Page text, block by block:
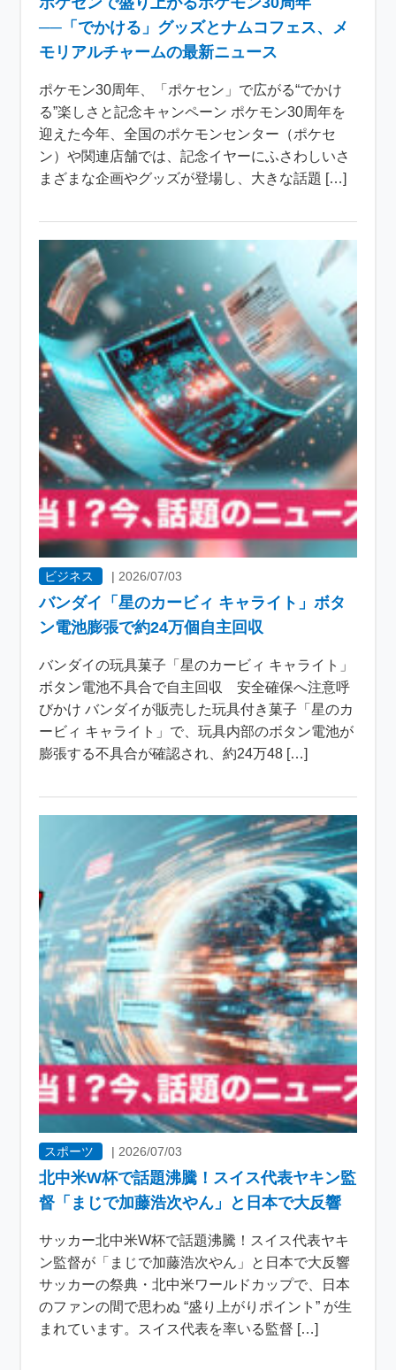
──「でかける」グッズとナムコフェス、メ
モリアルチャームの最新ニュース
ポケモン30周年、「ポケセン」で広がる“でかけ
る”楽しさと記念キャンペーン ポケモン30周年を
迎えた今年、全国のポケモンセンター（ポケセ
ン）や関連店舗では、記念イヤーにふさわしいさ
まざまな企画やグッズが登場し、大きな話題 […]
ビジネス | 2026/07/03
バンダイ「星のカービィ キャライト」ボタ
ン電池膨張で約24万個自主回収
バンダイの玩具菓子「星のカービィ キャライト」
ボタン電池不具合で自主回収 安全確保へ注意呼
びかけ バンダイが販売した玩具付き菓子「星のカ
ービィ キャライト」で、玩具内部のボタン電池が
膨張する不具合が確認され、約24万48 […]
スポーツ | 2026/07/03
北中米W杯で話題沸騰！スイス代表ヤキン監
督「まじで加藤浩次やん」と日本で大反響
サッカー北中米W杯で話題沸騰！スイス代表ヤキ
ン監督が「まじで加藤浩次やん」と日本で大反響
サッカーの祭典・北中米ワールドカップで、日本
のファンの間で思わぬ “盛り上がりポイント” が生
まれています。スイス代表を率いる監督 […]